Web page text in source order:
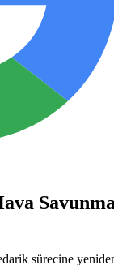
sürecine